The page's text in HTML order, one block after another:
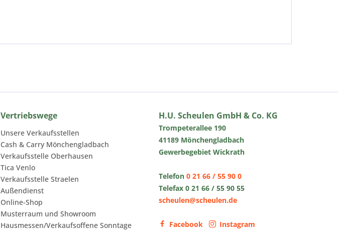
Vertriebswege
Unsere Verkaufsstellen
Cash & Carry Mönchengladbach
Verkaufsstelle Oberhausen
Tica Venlo
Verkaufsstelle Straelen
Außendienst
Online-Shop
Musterraum und Showroom
Hausmessen/Verkaufsoffene Sonntage
H.U. Scheulen GmbH & Co. KG
Trompeterallee 190
41189 Mönchengladbach
Gewerbegebiet Wickrath
Telefon 0 21 66 / 55 90 0
Telefax 0 21 66 / 55 90 55
scheulen@scheulen.de
Facebook Instagram